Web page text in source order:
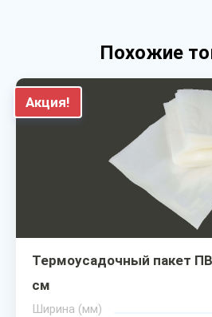
Похожие
Акция!
Термоусадочный пакет
см
Ширина (мм)